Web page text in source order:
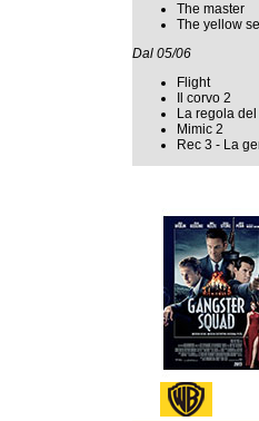
The master
The yellow
Dal 05/06
Flight
Il corvo 2
La regola
Mimic 2
Rec 3 - La